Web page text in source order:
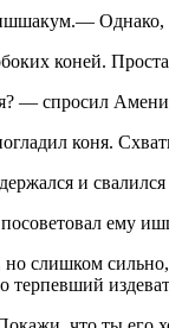
Однако,
коней.
— спросил
коня.
и
ему
слишком сильно,